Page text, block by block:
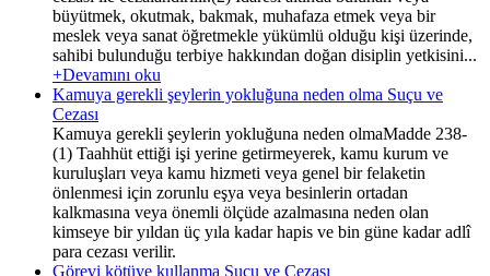
büyütmek, okutmak, bakmak, muhafaza etmek veya bir
meslek veya sanat öğretmekle yükümlü olduğu kişi üzerinde,
sahibi bulunduğu terbiye hakkından doğan disiplin yetkisini...
+Devamını oku
Kamuya gerekli şeylerin yokluğuna neden olma Suçu ve
Cezası
Kamuya gerekli şeylerin yokluğuna neden olmaMadde 238-
(1) Taahhüt ettiği işi yerine getirmeyerek, kamu kurum ve
kuruluşları veya kamu hizmeti veya genel bir felaketin
önlenmesi için zorunlu eşya veya besinlerin ortadan
kalkmasına veya önemli ölçüde azalmasına neden olan
kimseye bir yıldan üç yıla kadar hapis ve bin güne kadar adlî
para cezası verilir.
Görevi kötüye kullanma Suçu ve Cezası